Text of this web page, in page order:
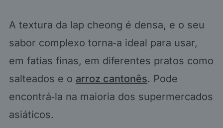
A textura da lap cheong é densa, e o seu
sabor complexo torna‑a ideal para usar,
em fatias finas, em diferentes pratos como
salteados e o arroz cantonês. Pode
encontrá‑la na maioria dos supermercados
asiáticos.